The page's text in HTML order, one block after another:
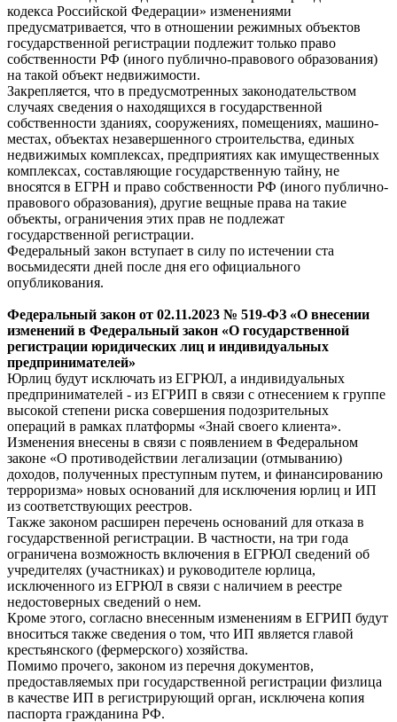
кодекса Российской Федерации» изменениями
предусматривается, что в отношении режимных объектов
государственной регистрации подлежит только право
собственности РФ (иного публично-правового образования)
на такой объект недвижимости.
Закрепляется, что в предусмотренных законодательством
случаях сведения о находящихся в государственной
собственности зданиях, сооружениях, помещениях, машино-
местах, объектах незавершенного строительства, единых
недвижимых комплексах, предприятиях как имущественных
комплексах, составляющие государственную тайну, не
вносятся в ЕГРН и право собственности РФ (иного публично-
правового образования), другие вещные права на такие
объекты, ограничения этих прав не подлежат
государственной регистрации.
Федеральный закон вступает в силу по истечении ста
восьмидесяти дней после дня его официального
опубликования.
Федеральный закон от 02.11.2023 № 519-ФЗ «О внесении
изменений в Федеральный закон «О государственной
регистрации юридических лиц и индивидуальных
предпринимателей»
Юрлиц будут исключать из ЕГРЮЛ, а индивидуальных
предпринимателей - из ЕГРИП в связи с отнесением к группе
высокой степени риска совершения подозрительных
операций в рамках платформы «Знай своего клиента».
Изменения внесены в связи с появлением в Федеральном
законе «О противодействии легализации (отмыванию)
доходов, полученных преступным путем, и финансированию
терроризма» новых оснований для исключения юрлиц и ИП
из соответствующих реестров.
Также законом расширен перечень оснований для отказа в
государственной регистрации. В частности, на три года
ограничена возможность включения в ЕГРЮЛ сведений об
учредителях (участниках) и руководителе юрлица,
исключенного из ЕГРЮЛ в связи с наличием в реестре
недостоверных сведений о нем.
Кроме этого, согласно внесенным изменениям в ЕГРИП будут
вноситься также сведения о том, что ИП является главой
крестьянского (фермерского) хозяйства.
Помимо прочего, законом из перечня документов,
предоставляемых при государственной регистрации физлица
в качестве ИП в регистрирующий орган, исключена копия
паспорта гражданина РФ.